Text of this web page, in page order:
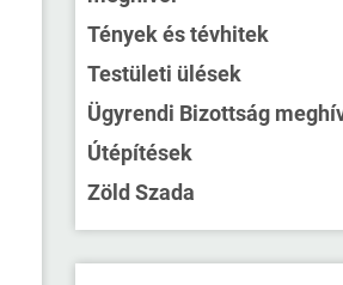
Tények és tévhitek
Testületi ülések
Ügyrendi Bizottság
Útépítések
Zöld Szada